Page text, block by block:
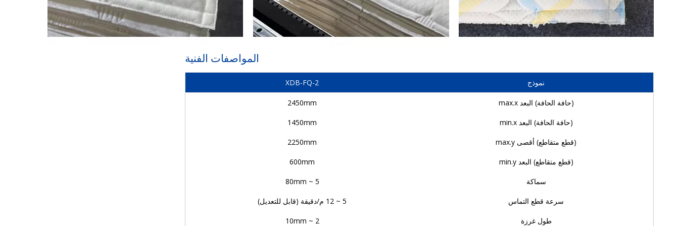
المواصفات الفنية
نموذج XDB-FQ-2
(حافة الحافة) البعد max.x 2450mm
(حافة الحافة) البعد min.x 1450mm
(قطع متقاطع) أقصى max.y 2250mm
(قطع متقاطع) البعد min.y 600mm
سماكة 5 ~ 80mm
سرعة قطع التماس 5 ~ 12 م/دقيقة (قابل للتعديل)
طول غرزة 2 ~ 10mm